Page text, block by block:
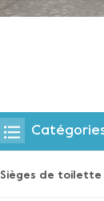
Sièges de